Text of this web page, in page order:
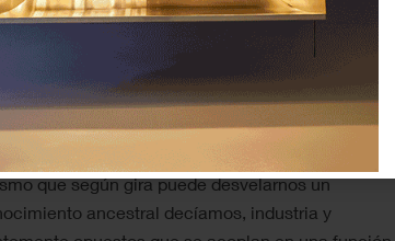
pistas que nos adentran en la obra de este
nunca de comprender del todo.
cuerpos, una secuencia de elementos que se
rotación circular. Espejos, rejillas metálicas,
y una plancha de grabado forman este
que según gira puede desvelarnos un
ancestral decíamos, industria y